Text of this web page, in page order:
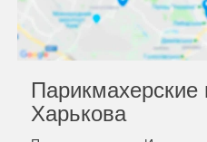
Парикмахерские
Харькова